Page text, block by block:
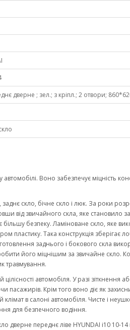
дверне ; зел.; з кріпл.; 2 отвори;
автомобілі. Воно забезпечує міцність
скло, бічне скло і люк. За роки
від звичайного скла, яке становило
безпеку. Ламіноване скло, яке
пластику. Така конструкція зберігає
заднього і бокового скла
його міцнішим за звичайне скло.
травмування.
цілісності автомобіля. У разі
пасажирів. Крім того воно діє як
в салоні автомобіля. Чисте і
для безпечного водіння.
дверне переднє ліве HYUNDAI i10 10-